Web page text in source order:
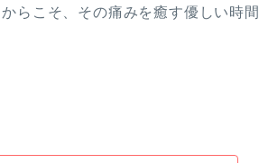
らこそ、その痛みを癒す優しい時間